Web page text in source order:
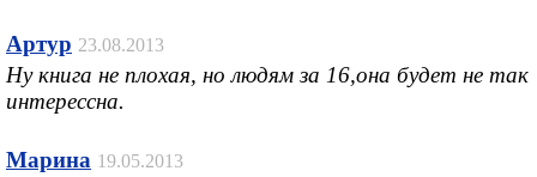
Артур 23.08.2013
Ну книга не плохая, но людям за 16,она будет не так
интерессна.
Марина 19.05.2013